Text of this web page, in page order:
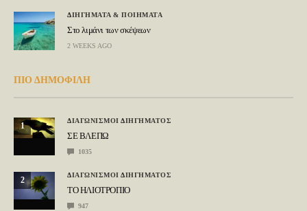
ΔΙΗΓΗΜΑΤΑ & ΠΟΙΗΜΑΤΑ
Στο λιμάνι των σκέψεων
2 WEEKS AGO
ΠΙΟ ΔΗΜΟΦΙΛΗ
1
ΔΙΑΓΩΝΙΣΜΟΙ ΔΙΗΓΗΜΑΤΟΣ
ΣΕ ΒΛΕΠΩ
1035
2
ΔΙΑΓΩΝΙΣΜΟΙ ΔΙΗΓΗΜΑΤΟΣ
ΤΟ ΗΛΙΟΤΡΟΠΙΟ
947